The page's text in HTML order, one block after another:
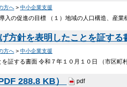
方へ> 中小企業支援
入の促進の目標 （１）地域の人口構造、産
方針を表明したことを証す
方へ> 中小企業支援
証する書面 令和７年１０月１０日 （市区町
288.8 KB） pdf